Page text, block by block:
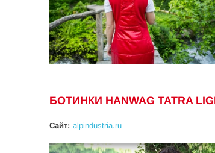
БОТИНКИ HANWAG TATRA
Сайт: alpindustria.ru